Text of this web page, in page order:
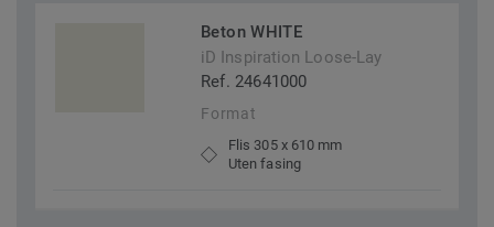
Beton WHITE
iD Inspiration Loose-Lay
Ref. 24641000
Format
Flis 305 x 610 mm
Uten fasing